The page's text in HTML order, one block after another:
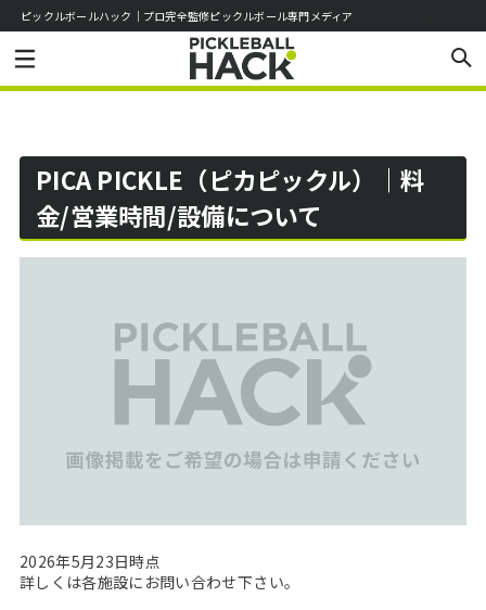
ピックルボールハック｜プロ完全監修ピックルボール専門メディア
PICA PICKLE（ピカピックル）｜料
金/営業時間/設備について
2026年5月23日時点
詳しくは各施設にお問い合わせ下さい。